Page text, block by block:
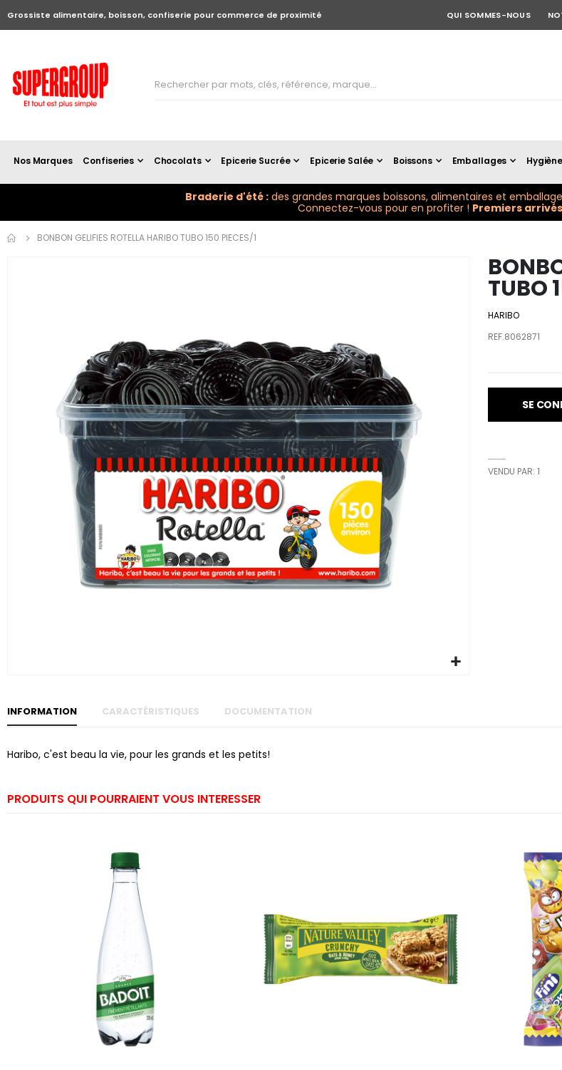
Grossiste alimentaire, boisson, confiserie pour commerce de proximité QUI SOMMES-NOUS
Nos Marques Confiseries Chocolats Epicerie Sucrée Epicerie Salée Boissons Emballages Hygiène
Braderie d'été : des grandes marques boissons, alimentaires et
Connectez-vous pour en profiter ! Premiers
BONBON GELIFIES ROTELLA HARIBO TUBO 150 PIECES/1
the
TUBO
HARIBO
REF.8062871
SE
VENDU PAR: 1
INFORMATION
Haribo, c'est beau la vie, pour les grands et les petits!
CARACTÉRISTIQUES DOCUMENTATION
PRODUITS QUI POURRAIENT VOUS INTERESSER